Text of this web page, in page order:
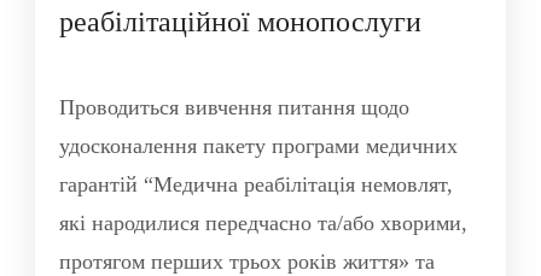
реабілітаційної монопослуги
Проводиться вивчення питання щодо
удосконалення пакету програми медичних
гарантій “Медична реабілітація немовлят,
які народилися передчасно та/або хворими,
протягом перших трьох років життя» та